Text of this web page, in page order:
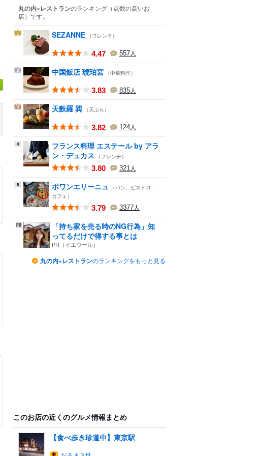
丸の内×レストランのランキング （点数の高いお
店） です。
1 SEZANNE （フレンチ）
4.47 557人
2 中国飯店 琥珀宮 （中華料理）
3.83 835人
3 天麩羅 巽 （天ぷら）
3.82 124人
4
フランス料理 エステール by アラ
ン・デュカス
（フレンチ）
3.80 321 人
5 ポワンエリーニュ
（パン、ビストロ、
カフェ）
3.79 3377人
「持ち家を売る時のNG行為」知
ってるだけで得する事とは
PR（イエウール）
丸の内×レストランのランキングをもっと見る
このお店の近くのグルメ情報まとめ
【食べ歩き珍道中】東京駅